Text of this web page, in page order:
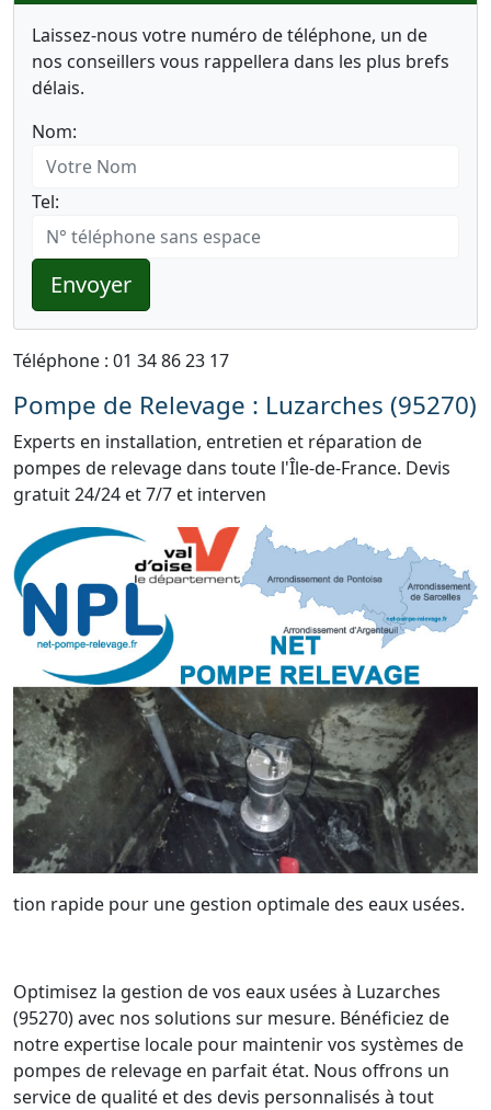
Laissez-nous votre numéro de téléphone, un de
nos conseillers vous rappellera dans les plus brefs
délais.
Nom:
Tel:
Envoyer
Téléphone : 01 34 86 23 17
Pompe de Relevage : Luzarches (95270)
Experts en installation, entretien et réparation de
pompes de relevage dans toute l'Île-de-France. Devis
gratuit 24/24 et 7/7 et interven
tion rapide pour une gestion optimale des eaux usées.
Optimisez la gestion de vos eaux usées à Luzarches
(95270) avec nos solutions sur mesure. Bénéficiez de
notre expertise locale pour maintenir vos systèmes de
pompes de relevage en parfait état. Nous offrons un
service de qualité et des devis personnalisés à tout